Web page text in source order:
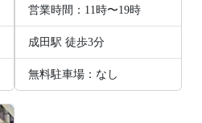
営業時間：11時〜19時
成田駅 徒歩3分
無料駐車場：なし